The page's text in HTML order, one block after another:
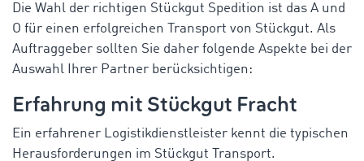
Die Wahl der richtigen Stückgut Spedition ist das A und
O für einen erfolgreichen Transport von Stückgut. Als
Auftraggeber sollten Sie daher folgende Aspekte bei der
Auswahl Ihrer Partner berücksichtigen:
Erfahrung mit Stückgut Fracht
Ein erfahrener Logistikdienstleister kennt die typischen
Herausforderungen im Stückgut Transport.